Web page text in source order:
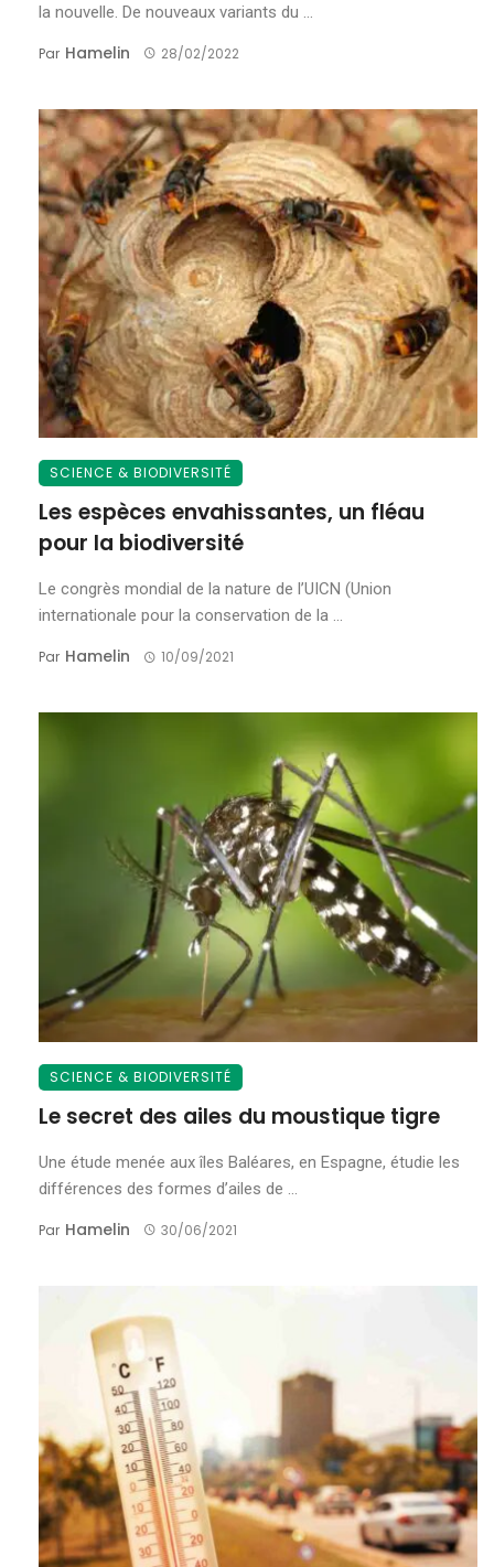
la nouvelle. De nouveaux variants du ...
Par Hamelin 28/02/2022
SCIENCE & BIODIVERSITÉ
Les espèces envahissantes, un fléau
pour la biodiversité
Le congrès mondial de la nature de l’UICN (Union
internationale pour la conservation de la ...
Par Hamelin 10/09/2021
SCIENCE & BIODIVERSITÉ
Le secret des ailes du moustique tigre
Une étude menée aux îles Baléares, en Espagne, étudie les
différences des formes d’ailes de ...
Par Hamelin 30/06/2021